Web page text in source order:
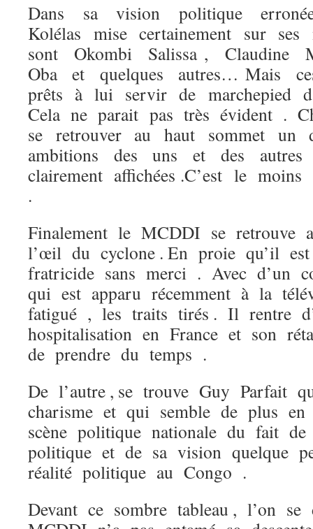
Dans sa vision politique
Kolélas mise certainement sur
sont Okombi Salissa , Claudine
Oba et quelques autres… Mais
prêts à lui servir de marchepied
Cela ne parait pas très évident .
se retrouver au haut sommet
ambitions des uns et des
clairement affichées .C’est le
.
Finalement le MCDDI se retrouve
l’œil du cyclone . En proie qu’il
fratricide sans merci . Avec d’un
qui est apparu récemment à la
fatigué , les traits tirés . Il rentre
hospitalisation en France et son
de prendre du temps .
De l’autre , se trouve Guy Parfait
charisme et qui semble de plus
scène politique nationale du fait
politique et de sa vision quelque
réalité politique au Congo .
Devant ce sombre tableau , l’on